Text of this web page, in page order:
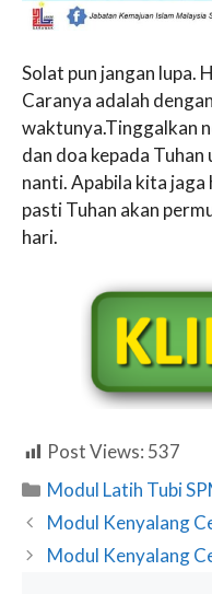
Solat pun jangan lupa.
Caranya adalah
waktunya.Tinggalkan
dan doa kepada
nanti. Apabila kita jaga
pasti Tuhan akan
hari.
Post Views: 537
Categories
Modul Latih Tubi
Modul Kenyalang
Modul Kenyalang